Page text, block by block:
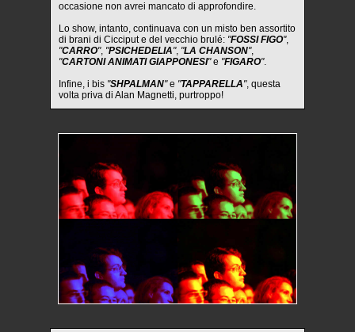
occasione non avrei mancato di approfondire.
Lo show, intanto, continuava con un misto ben assortito
di brani di Cicciput e del vecchio brulé: "FOSSI FIGO",
"CARRO", "PSICHEDELIA", "LA CHANSON",
"CARTONI ANIMATI GIAPPONESI"e "FIGARO".
Infine, i bis "SHPALMAN"e "TAPPARELLA", questa
volta priva di Alan Magnetti, purtroppo!